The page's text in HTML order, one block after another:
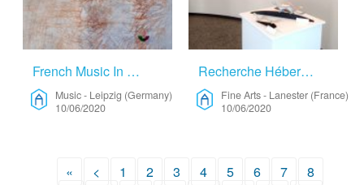
French Music In Germany – Music
Music- Leipzig (Germany)
10/06/2020
Recherche Hébergement à Paris – Fine Arts
Fine Arts- Lanester (France)
10/06/2020
« < 1 2 3 4 5 6 7
8